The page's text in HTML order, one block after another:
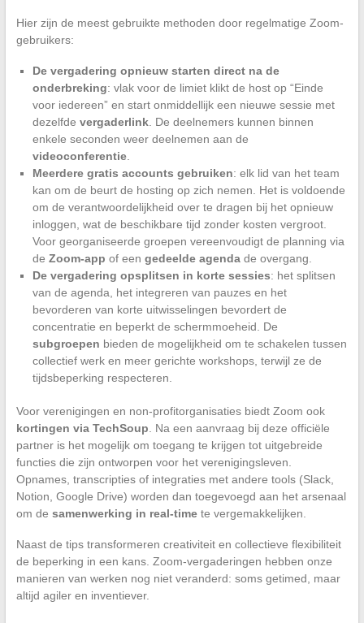
Hier zijn de meest gebruikte methoden door regelmatige Zoom-
gebruikers:
De vergadering opnieuw starten direct na de
onderbreking: vlak voor de limiet klikt de host op “Einde
voor iedereen” en start onmiddellijk een nieuwe sessie met
dezelfde vergaderlink. De deelnemers kunnen binnen
enkele seconden weer deelnemen aan de
videoconferentie.
Meerdere gratis accounts gebruiken: elk lid van het team
kan om de beurt de hosting op zich nemen. Het is voldoende
om de verantwoordelijkheid over te dragen bij het opnieuw
inloggen, wat de beschikbare tijd zonder kosten vergroot.
Voor georganiseerde groepen vereenvoudigt de planning via
de Zoom-app of een gedeelde agendade overgang.
De vergadering opsplitsen in korte sessies: het splitsen
van de agenda, het integreren van pauzes en het
bevorderen van korte uitwisselingen bevordert de
concentratie en beperkt de schermmoeheid. De
subgroepen bieden de mogelijkheid om te schakelen tussen
collectief werk en meer gerichte workshops, terwijl ze de
tijdsbeperking respecteren.
Voor verenigingen en non-profitorganisaties biedt Zoom ook
kortingen via TechSoup . Na een aanvraag bij deze officiële
partner is het mogelijk om toegang te krijgen tot uitgebreide
functies die zijn ontworpen voor het verenigingsleven.
Opnames, transcripties of integraties met andere tools (Slack,
Notion, Google Drive) worden dan toegevoegd aan het arsenaal
om de samenwerking in real-timete vergemakkelijken.
Naast de tips transformeren creativiteit en collectieve flexibiliteit
de beperking in een kans. Zoom-vergaderingen hebben onze
manieren van werken nog niet veranderd: soms getimed, maar
altijd agiler en inventiever.